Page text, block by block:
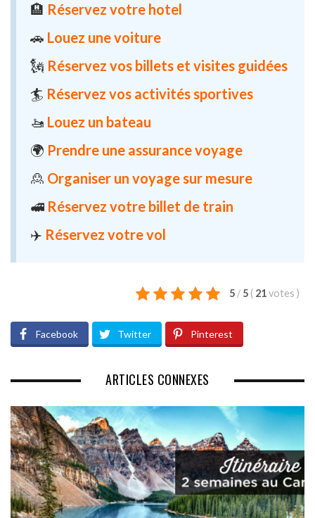
🏨 Réservez votre hotel
🚗 Louez une voiture
🗽 Réservez vos billets et visites guidées
🏄 Réservez vos activités sportives
🚤 Louez un bateau
🌍 Prendre une assurance voyage
🙎 Organiser un voyage sur mesure
🚅 Réservez votre billet de train
✈️ Réservez votre vol
5 / 5 ( 21 votes )
Facebook Twitter Pinterest
ARTICLES CONNEXES